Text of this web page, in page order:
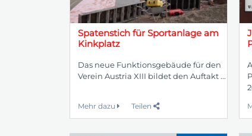
Spatenstich für Sportanlage am
Kinkplatz
Das neue Funktionsgebäude für den
Verein Austria XIII bildet den Auftakt ...
Mehr dazu Teilen